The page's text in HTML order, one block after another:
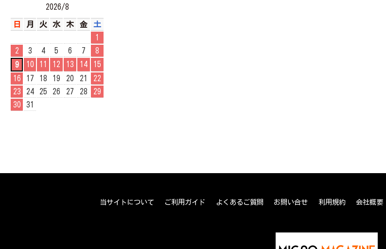
2026/8
日 月 火 水 木 金 土
1
2
3 4 5 6 7
8
9
10 11 12 13 14 15
16 17 18 19 20 21 22
23 24 25 26 27 28 29
30 31
当サイトについて ご利用ガイド よくあるご質問 お問い合せ 利用規約 会社概要